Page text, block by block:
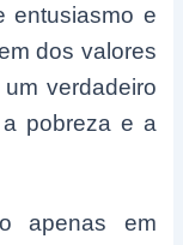
entusiasmo e
dos valores
verdadeiro
pobreza e a
apenas em